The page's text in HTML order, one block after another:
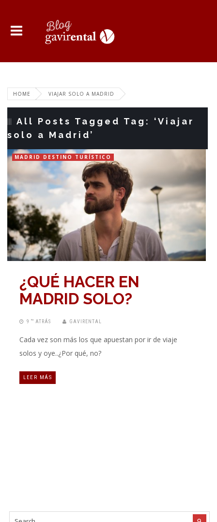
HOME VIAJAR SOLO A MADRID
All Posts Tagged Tag: ‘Viajar
solo a Madrid’
MADRID DESTINO TURÍSTICO
¿QUÉ HACER EN
MADRID SOLO?
9 “” ATRÁS GAVIRENTAL
Cada vez son más los que apuestan por ir de viaje
solos y oye..¿Por qué, no?
LEER MÁS